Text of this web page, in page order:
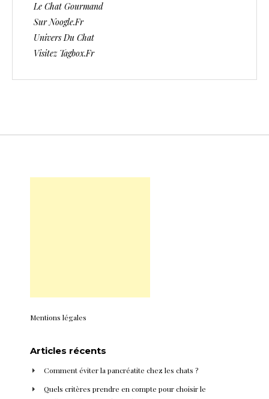
Le Chat Gourmand
Sur Noogle.fr
Univers Du Chat
Visitez Tagbox.fr
Mentions légales
Articles récents
Comment éviter la pancréatite chez les chats ?
Quels critères prendre en compte pour choisir le